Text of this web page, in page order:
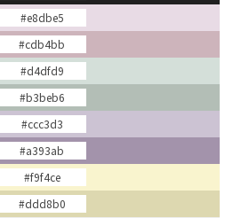
#e8dbe5
#cdb4bb
#d4dfd9
#b3beb6
#ccc3d3
#a393ab
#f9f4ce
#ddd8b0